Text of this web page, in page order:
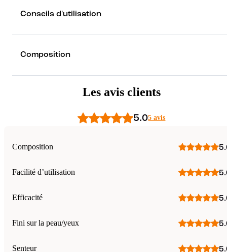
Conseils d'utilisation
Composition
Les avis clients
5.05 avis
Composition
Facilité d’utilisation
Efficacité
Fini sur la peau/yeux
Senteur